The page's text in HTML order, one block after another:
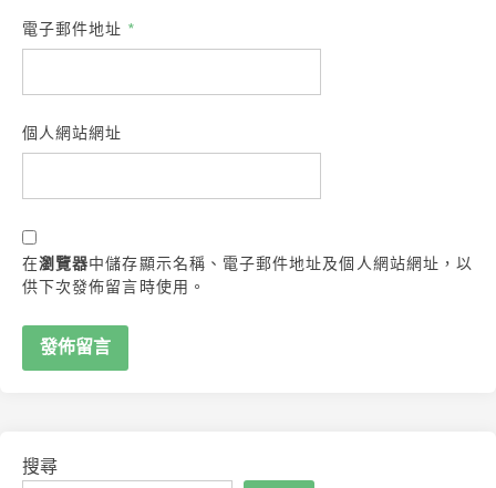
電子郵件地址 *
個人網站網址
在瀏覽器中儲存顯示名稱、電子郵件地址及個人網站網址，以
供下次發佈留言時使用。
搜尋